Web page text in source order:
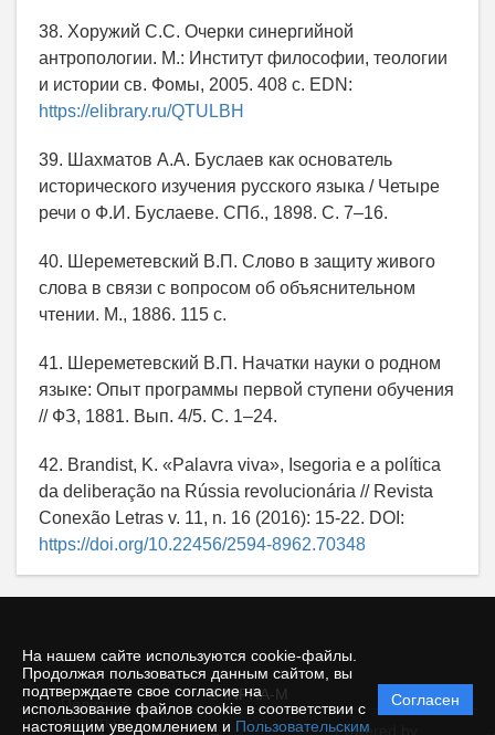
На нашем сайте используются cookie-файлы.
Продолжая пользоваться данным сайтом, вы
подтверждаете свое согласие на
использование файлов cookie в соответствии с
настоящим уведомлением и Пользовательским
Согласен
38. Хоружий С.С. Очерки синергийной
антропологии. М.: Институт философии, теологии
и истории св. Фомы, 2005. 408 с. EDN:
https://elibrary.ru/QTULBH
39. Шахматов А.А. Буслаев как основатель
исторического изучения русского языка / Четыре
речи о Ф.И. Буслаеве. СПб., 1898. С. 7–16.
40. Шереметевский В.П. Слово в защиту живого
слова в связи с вопросом об объяснительном
чтении. М., 1886. 115 с.
41. Шереметевский В.П. Начатки науки о родном
языке: Опыт программы первой ступени обучения
// ФЗ, 1881. Вып. 4/5. С. 1–24.
42. Brandist, K. «Palavra viva», Isegoria e a política
da deliberação na Rússia revolucionária // Revista
Conexão Letras v. 11, n. 16 (2016): 15-22. DOI:
https://doi.org/10.22456/2594-8962.70348
© INFRA-M
Политика
защиты и
Powered by